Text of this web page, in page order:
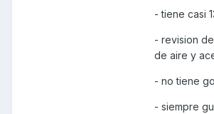
- tiene casi
- revision
de aire y
- no tiene
- siempre